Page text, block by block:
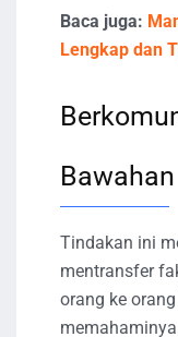
Baca juga:
Lengkap dan
Bawahan
Tindakan ini
mentransfer
orang ke